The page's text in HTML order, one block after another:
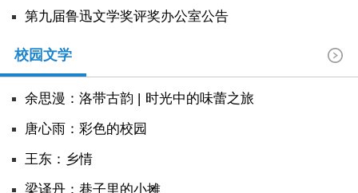
第九届鲁迅文学奖评奖办公室公告
校园文学
余思漫：洛带古韵 | 时光中的味蕾之旅
唐心雨：彩色的校园
王东：乡情
​梁译丹：巷子里的小摊